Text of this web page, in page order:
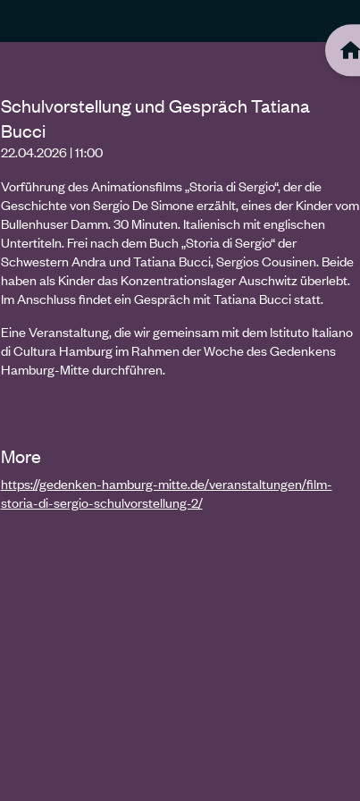
Schulvorstellung und Gespräch Tatiana
Bucci
22.04.2026 | 11:00
Vorführung des Animationsfilms „Storia di Sergio“, der die
Geschichte von Sergio De Simone erzählt, eines der Kinder vom
Bullenhuser Damm. 30 Minuten. Italienisch mit englischen
Untertiteln. Frei nach dem Buch „Storia di Sergio“ der
Schwestern Andra und Tatiana Bucci, Sergios Cousinen. Beide
haben als Kinder das Konzentrationslager Auschwitz überlebt.
Im Anschluss findet ein Gespräch mit Tatiana Bucci statt.
Eine Veranstaltung, die wir gemeinsam mit dem Istituto Italiano
di Cultura Hamburg im Rahmen der Woche des Gedenkens
Hamburg-Mitte durchführen.
More
https://gedenken-hamburg-mitte.de/veranstaltungen/film-
storia-di-sergio-schulvorstellung-2/